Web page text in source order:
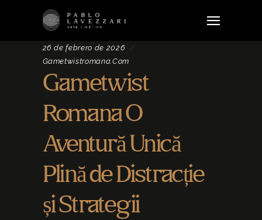
26 de febrero de 2026
Gametwistromana.com
Gametwist
Romana O
Aventură Unică
Plină de Distracție
și Strategii